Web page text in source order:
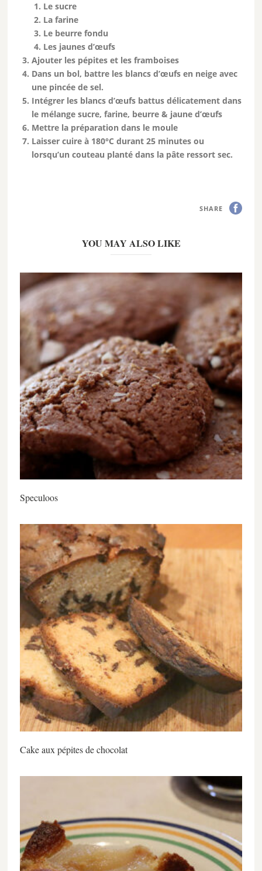
Le sucre
La farine
Le beurre fondu
Les jaunes d’œufs
Ajouter les pépites et les framboises
Dans un bol, battre les blancs d’œufs en neige avec
une pincée de sel.
Intégrer les blancs d’œufs battus délicatement dans
le mélange sucre, farine, beurre & jaune d’œufs
Mettre la préparation dans le moule
Laisser cuire à 180°C durant 25 minutes ou
lorsqu’un couteau planté dans la pâte ressort sec.
SHARE
YOU MAY ALSO LIKE
Speculoos
Cake aux pépites de chocolat